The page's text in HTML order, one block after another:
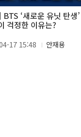
BTS ‘새로운 유닛 탄
걱정한 이유는?
17 15:48 안재용